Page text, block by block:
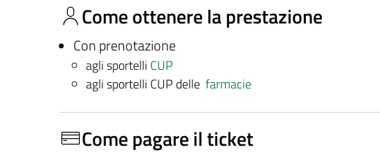
Come ottenere la prestazione
Con prenotazione
agli sportelli CUP
agli sportelli CUP delle farmacie
Come pagare il ticket